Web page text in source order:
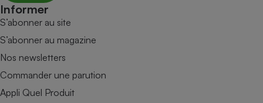
Informer
S’abonner au site
S’abonner au magazine
Nos newsletters
Commander une parution
Appli Quel Produit